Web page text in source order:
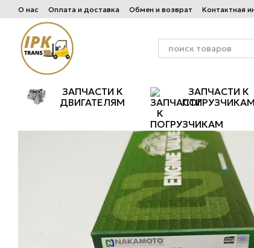
Перейти к основному контенту
О нас Оплата и доставка Обмен и возврат Контактная
ЗАПЧАСТИ К
ДВИГАТЕЛЯМ
ЗАПЧАСТИ К
ПОГРУЗЧИКАМ